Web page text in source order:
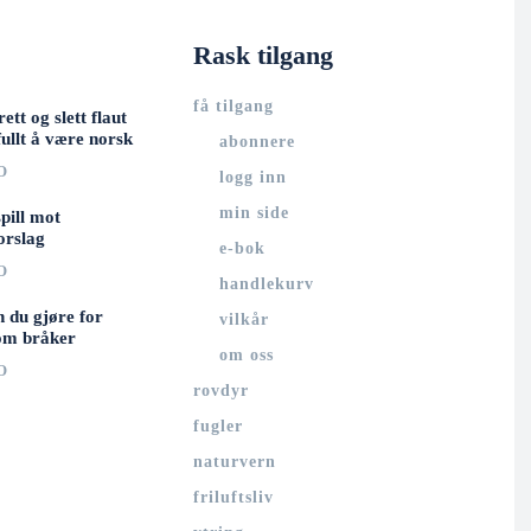
og slett flaut
å være norsk
mot
du gjøre for
bråker
Rask tilgang
få tilgang
abonnere
logg inn
min side
e-bok
handlekurv
vilkår
om oss
rovdyr
fugler
naturvern
friluftsliv